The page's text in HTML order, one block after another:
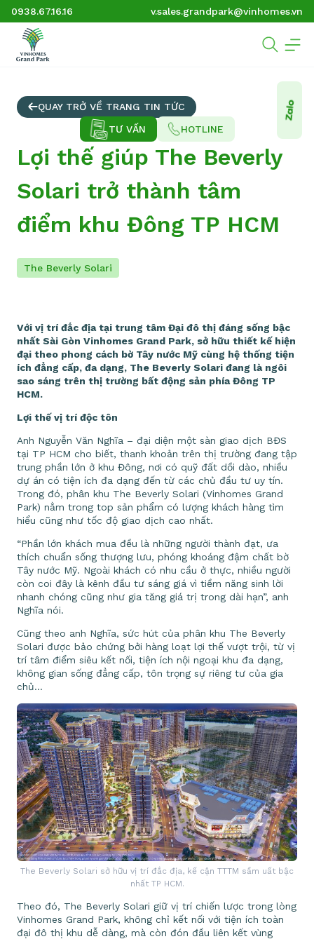
0938.67.16.16 v.sales.grandpark@vinhomes.vn
QUAY TRỞ VỀ TRANG TIN TỨC
Lợi thế giúp The Beverly
Solari trở thành tâm
điểm khu Đông TP HCM
The Beverly Solari
Với vị trí đắc địa tại trung tâm Đại đô thị đáng sống bậc
nhất Sài Gòn Vinhomes Grand Park, sở hữu thiết kế hiện
đại theo phong cách bờ Tây nước Mỹ cùng hệ thống tiện
ích đẳng cấp, đa dạng, The Beverly Solari đang là ngôi
sao sáng trên thị trường bất động sản phía Đông TP
HCM.
Lợi thế vị trí độc tôn
Anh Nguyễn Văn Nghĩa – đại diện một sàn giao dịch BĐS
tại TP HCM cho biết, thanh khoản trên thị trường đang tập
trung phần lớn ở khu Đông, nơi có quỹ đất dồi dào, nhiều
dự án có tiện ích đa dạng đến từ các chủ đầu tư uy tín.
Trong đó, phân khu The Beverly Solari (Vinhomes Grand
Park) nằm trong top sản phẩm có lượng khách hàng tìm
hiểu cũng như tốc độ giao dịch cao nhất.
“Phần lớn khách mua đều là những người thành đạt, ưa
thích chuẩn sống thượng lưu, phóng khoáng đậm chất bờ
Tây nước Mỹ. Ngoài khách có nhu cầu ở thực, nhiều người
còn coi đây là kênh đầu tư sáng giá vì tiềm năng sinh lời
nhanh chóng cũng như gia tăng giá trị trong dài hạn”, anh
Nghĩa nói.
Cũng theo anh Nghĩa, sức hút của phân khu The Beverly
Solari được bảo chứng bởi hàng loạt lợi thế vượt trội, từ vị
trí tâm điểm siêu kết nối, tiện ích nội ngoại khu đa dạng,
không gian sống đẳng cấp, tôn trọng sự riêng tư của gia
chủ…
The Beverly Solari sở hữu vị trí đắc địa, kế cận TTTM sầm uất bậc
nhất TP HCM.
Theo đó, The Beverly Solari giữ vị trí chiến lược trong lòng
Vinhomes Grand Park, không chỉ kết nối với tiện ích toàn
đại đô thị khu dễ dàng, mà còn đón đầu liên kết vùng
TƯ VẤN HOTLINE